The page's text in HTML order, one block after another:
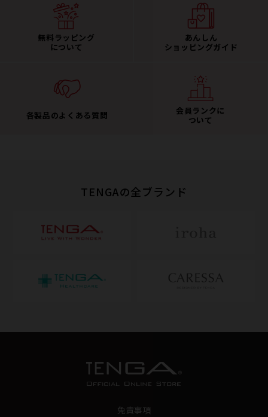
無料ラッピング
について
あんしん
ショッピングガイド
各製品のよくある質問
会員ランクに
ついて
TENGAの全ブランド
免責事項